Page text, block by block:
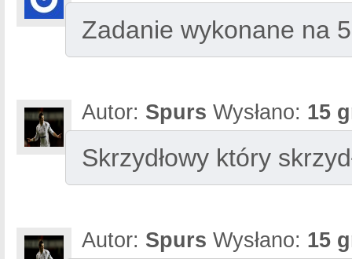
Zadanie wykonane na 5
Autor: Spurs Wysłano: 15
Skrzydłowy który
Autor: Spurs Wysłano: 15